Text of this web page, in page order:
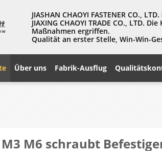
JIASHAN CHAOYI FASTENER CO.,
JIAXING CHAOYI TRADE CO., LTD.
Maßnahmen ergriffen.
Qualität an erster Stelle, Win-Win-
Über uns Fabrik-Ausflug
M6 schraubt